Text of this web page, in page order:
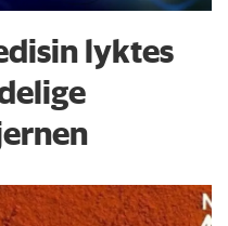
lyktes